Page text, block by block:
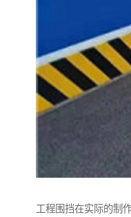
工程围挡在实际的制